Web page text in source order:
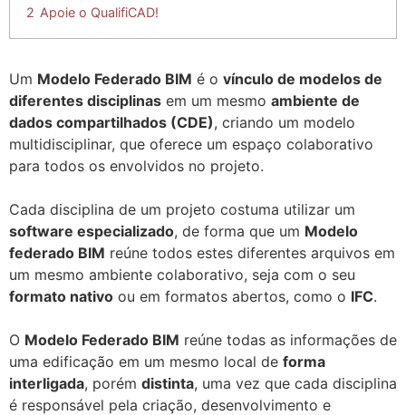
2 Apoie o QualifiCAD!
Um Modelo Federado BIM é o vínculo de modelos de
diferentes disciplinas em um mesmo ambiente de
dados compartilhados (CDE), criando um modelo
multidisciplinar, que oferece um espaço colaborativo
para todos os envolvidos no projeto.
Cada disciplina de um projeto costuma utilizar um
software especializado, de forma que um Modelo
federado BIM reúne todos estes diferentes arquivos em
um mesmo ambiente colaborativo, seja com o seu
formato nativo ou em formatos abertos, como o IFC.
O Modelo Federado BIM reúne todas as informações de
uma edificação em um mesmo local de forma
interligada, porém distinta, uma vez que cada disciplina
é responsável pela criação, desenvolvimento e